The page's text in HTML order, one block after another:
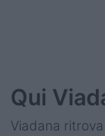
Qui
Viadana